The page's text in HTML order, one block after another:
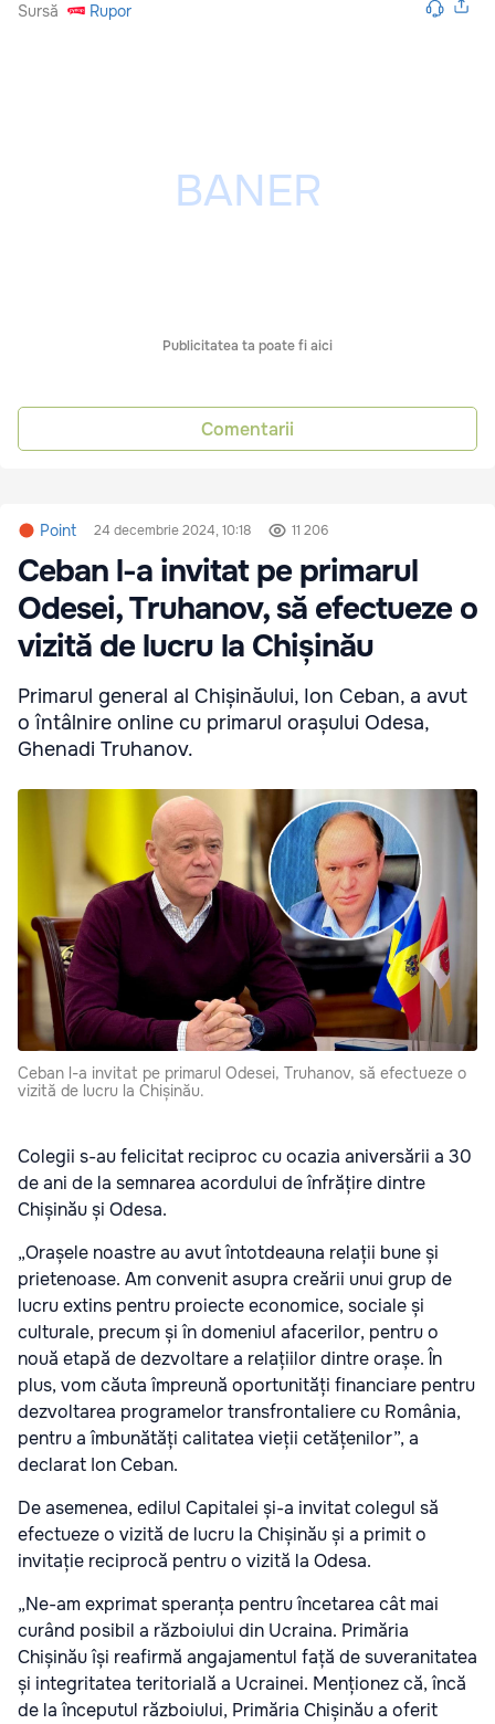
Sursă Rupor
Publicitatea ta poate fi aici
Comentarii
Point 24 decembrie 2024, 10:18 11 206
Ceban l-a invitat pe primarul
Odesei, Truhanov, să efectueze o
vizită de lucru la Chișinău
Primarul general al Chișinăului, Ion Ceban, a avut
o întâlnire online cu primarul orașului Odesa,
Ghenadi Truhanov.
Ceban l-a invitat pe primarul Odesei, Truhanov, să efectueze o
vizită de lucru la Chișinău.
Colegii s-au felicitat reciproc cu ocazia aniversării a 30
de ani de la semnarea acordului de înfrățire dintre
Chișinău și Odesa.
„Orașele noastre au avut întotdeauna relații bune și
prietenoase. Am convenit asupra creării unui grup de
lucru extins pentru proiecte economice, sociale și
culturale, precum și în domeniul afacerilor, pentru o
nouă etapă de dezvoltare a relațiilor dintre orașe. În
plus, vom căuta împreună oportunități financiare pentru
dezvoltarea programelor transfrontaliere cu România,
pentru a îmbunătăți calitatea vieții cetățenilor”, a
declarat Ion Ceban.
De asemenea, edilul Capitalei și-a invitat colegul să
efectueze o vizită de lucru la Chișinău și a primit o
invitație reciprocă pentru o vizită la Odesa.
„Ne-am exprimat speranța pentru încetarea cât mai
curând posibil a războiului din Ucraina. Primăria
Chișinău își reafirmă angajamentul față de suveranitatea
și integritatea teritorială a Ucrainei. Menționez că, încă
de la începutul războiului, Primăria Chișinău a oferit